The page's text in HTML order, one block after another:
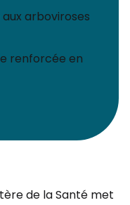
arboviroses
renforcée en
de la Santé met